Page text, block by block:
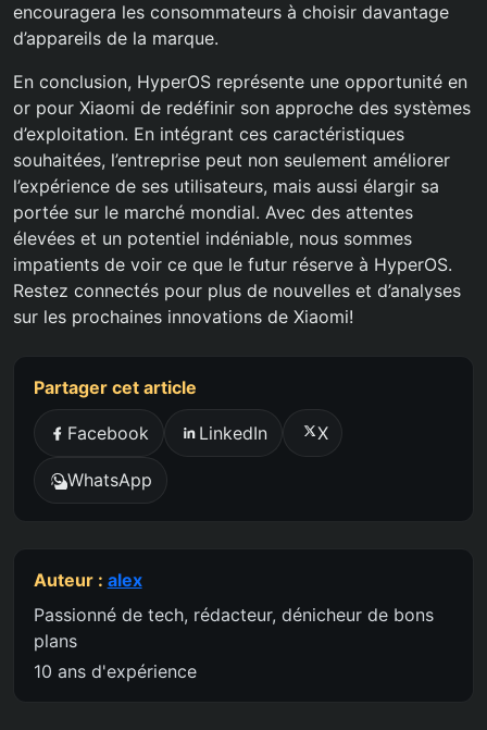
encouragera les consommateurs à choisir davantage
d’appareils de la marque.
En conclusion, HyperOS représente une opportunité en
or pour Xiaomi de redéfinir son approche des systèmes
d’exploitation. En intégrant ces caractéristiques
souhaitées, l’entreprise peut non seulement améliorer
l’expérience de ses utilisateurs, mais aussi élargir sa
portée sur le marché mondial. Avec des attentes
élevées et un potentiel indéniable, nous sommes
impatients de voir ce que le futur réserve à HyperOS.
Restez connectés pour plus de nouvelles et d’analyses
sur les prochaines innovations de Xiaomi!
Partager cet article
Facebook LinkedIn X
WhatsApp
Auteur : alex
Passionné de tech, rédacteur, dénicheur de bons
plans
10 ans d'expérience